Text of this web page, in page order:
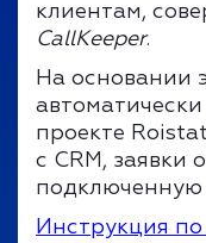
клиентам,
CallKeeper.
На основании
проекте
с CRM, заявки
подключенную
Инструкция